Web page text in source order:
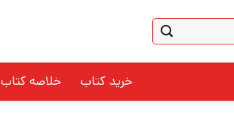
خرید کتاب خلاصه کتاب